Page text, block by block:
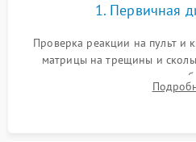
1. Первичная
Проверка реакции на пульт и
матрицы на трещины и
подсветки и индикаторов
источников сигнала для